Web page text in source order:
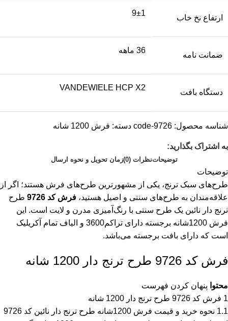
ارتفاع نخ خاب
9±1
ضمانت نامه
36 ماهه
دستگاه بافت
VANDEWIELE HCP X2
شناسه محصول: code-9726 دسته: فرش 1200 شانه
به اشتراک بگذارید:
توضیحاتنظرات (0) زمان تحویل و نحوه ارسال
توضیحات
طرح‌های سبک ترنج، یکی از مشهورترین طرح‌های فرش هستند؛ اگر از
علاقه‌مندان به طرح‌های سنتی و اصیل هستید، فرش کد 9726
طرح
ترنج دار نائین یک طرح سنتی با رنگ‌آمیزی مدرن و لایت است. این
فرش 1200شانه برجسته دارای تراکم3600 و الیاف تمام آکریلیک
است که دارای بافت برجسته می‌باشد.
فرش کد 9726 طرح ترنج دار 1200 شانه
محتوا پنهان کردن فهرست
1 فرش کد 9726 طرح ترنج دار 1200 شانه
1.1 نحوه خرید و قیمت فرش 1200شانه طرح ترنج دار نائین کد 9726